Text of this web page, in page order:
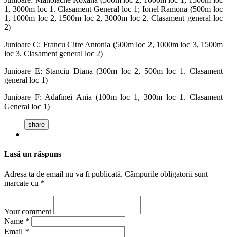
1, 3000m loc 1. Clasament General loc 1; Ionel Ramona (500m loc
1, 1000m loc 2, 1500m loc 2, 3000m loc 2. Clasament general loc
2)
Junioare C: Francu Citre Antonia (500m loc 2, 1000m loc 3, 1500m
loc 3. Clasament general loc 2)
Junioare E: Stanciu Diana (300m loc 2, 500m loc 1. Clasament
general loc 1)
Junioare F: Adafinei Ania (100m loc 1, 300m loc 1. Clasament
General loc 1)
share
Lasă un răspuns
Adresa ta de email nu va fi publicată. Câmpurile obligatorii sunt
marcate cu *
Your comment
Name *
Email *